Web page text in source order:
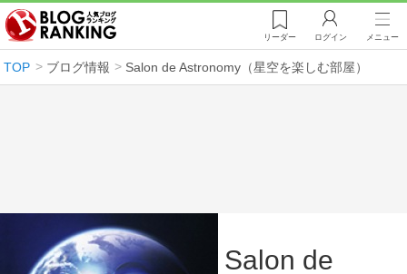
リーダー ログイン メニュー
TOP ブログ情報 Salon de Astronomy（星空を楽しむ部屋）
Salon de